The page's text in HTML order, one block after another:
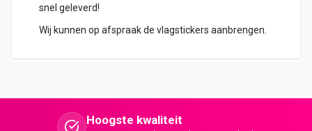
snel geleverd!
Wij kunnen op afspraak de vlagstickers aanbrengen.
Hoogste kwaliteit